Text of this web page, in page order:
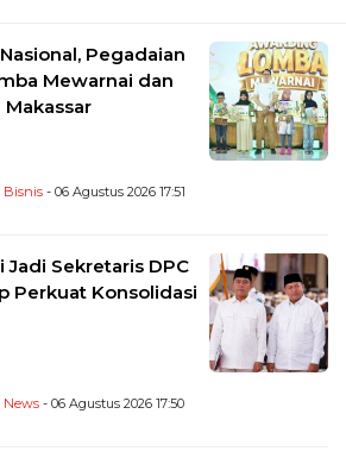
Pegadaian
Mewarnai dan
Makassar
Bisnis - 06 Agustus 2026 17:51
Jadi Sekretaris DPC
Perkuat Konsolidasi
News - 06 Agustus 2026 17:50